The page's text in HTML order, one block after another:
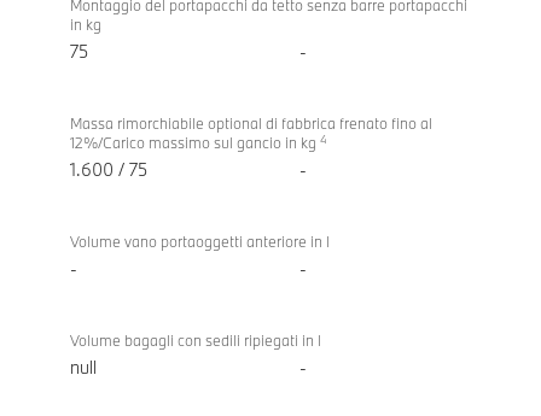
Montaggio del portapacchi da tetto senza barre portapacchi
in kg
75 -
Massa rimorchiabile optional di fabbrica frenato fino al
12%/Carico massimo sul gancio in kg 4
1.600 / 75 -
Volume vano portaoggetti anteriore in l
- -
Volume bagagli con sedili ripiegati in l
null -